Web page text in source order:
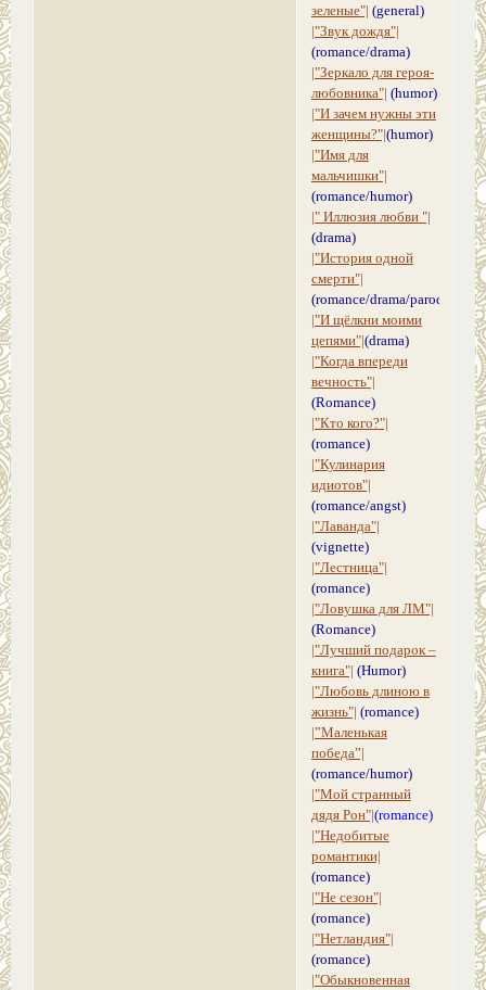
зеленые"| (general)
|"Звук дождя"|
(romance/drama)
|"Зеркало для героя-
любовника"| (humor)
|"И зачем нужны эти
женщины?"| (humor)
|"Имя для
мальчишки"|
(romance/humor)
|" Иллюзия любви "|
(drama)
|"История одной
смерти"|
(romance/drama/parody)
|"И щёлкни моими
цепями"| (drama)
|"Когда впереди
вечность"|
(Romance)
|"Кто кого?"|
(romance)
|"Кулинария
идиотов"|
(romance/angst)
|"Лаванда"|
(vignette)
|"Лестница"|
(romance)
|"Ловушка для ЛМ"|
(Romance)
|"Лучший подарок –
книга"| (Humor)
|"Любовь длиною в
жизнь"| (romance)
|”Маленькая
победа”|
(romance/humor)
|"Мой странный
дядя Рон"| (romance)
|"Недобитые
романтики|
(romance)
|"Не сезон"|
(romance)
|"Нетландия"|
(romance)
|"Обыкновенная